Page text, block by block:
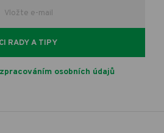
RADY A TIPY
zpracováním osobních údajů